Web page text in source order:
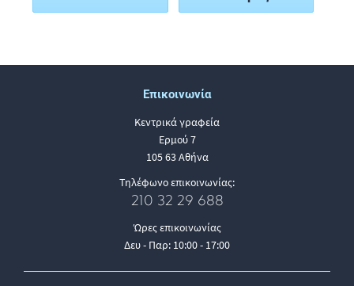
Επικοινωνία
Κεντρικά γραφεία
Ερμού 7
105 63 Αθήνα
Τηλέφωνο επικοινωνίας:
210 32 29 688
Ώρες επικοινωνίας
Δευ - Παρ: 10:00 - 17:00